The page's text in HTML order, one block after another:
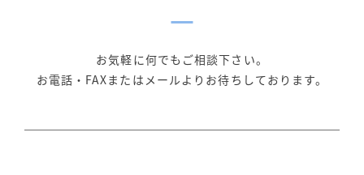
お気軽に何でもご相談下さい。
お電話・FAXまたはメールよりお待ちしております。